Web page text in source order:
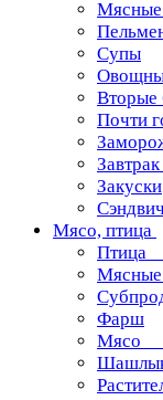
Супы
Вторые
Почти
Завтрак
Закуски
Мясо, птица
Птица
Мясные
Фарш
Мясо